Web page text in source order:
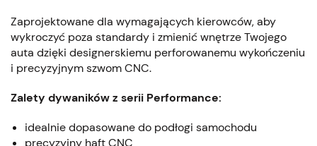
Zaprojektowane dla wymagających kierowców, aby
wykroczyć poza standardy i zmienić wnętrze Twojego
auta dzięki designerskiemu perforowanemu wykończeniu
i precyzyjnym szwom CNC.
Zalety dywaników z serii Performance:
idealnie dopasowane do podłogi samochodu
precyzyjny haft CNC